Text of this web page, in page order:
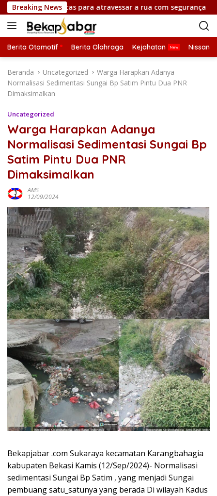
a
g
u
Breaking News
road e dicas para atravessar a rua com segurança
Berita Otomotif Berita Olahraga Kejahatan Nissan
Beranda Uncategorized
Warga Harapkan Adanya
Normalisasi Sedimentasi Sungai Bp Satim Pintu Dua PNR
Dimaksimalkan
Uncategorized
Warga Harapkan Adanya
Normalisasi Sedimentasi Sungai Bp
Satim Pintu Dua PNR
Dimaksimalkan
AMS
12/09/2024
Bekapjabar .com Sukaraya kecamatan Karangbahagia
kabupaten Bekasi Kamis (12/Sep/2024)- Normalisasi
sedimentasi Sungai Bp Satim , yang menjadi Sungai
pembuang satu_satunya yang berada Di wilayah Kadus